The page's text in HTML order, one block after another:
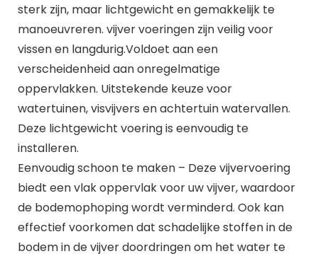
sterk zijn, maar lichtgewicht en gemakkelijk te
manoeuvreren. vijver voeringen zijn veilig voor
vissen en langdurig.Voldoet aan een
verscheidenheid aan onregelmatige
oppervlakken. Uitstekende keuze voor
watertuinen, visvijvers en achtertuin watervallen.
Deze lichtgewicht voering is eenvoudig te
installeren.
Eenvoudig schoon te maken – Deze vijvervoering
biedt een vlak oppervlak voor uw vijver, waardoor
de bodemophoping wordt verminderd. Ook kan
effectief voorkomen dat schadelijke stoffen in de
bodem in de vijver doordringen om het water te